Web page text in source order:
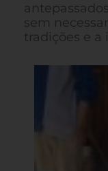
sem
tradições e